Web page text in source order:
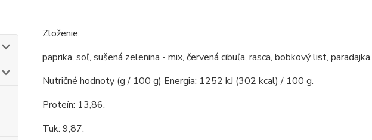
Zloženie:
paprika, soľ, sušená zelenina - mix, červená cibuľa, rasca, bobkový list, paradajka.
Nutričné hodnoty (g / 100 g) Energia: 1252 kJ (302 kcal) / 100 g.
Proteín: 13,86.
Tuk: 9,87.